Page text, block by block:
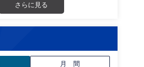
さらに見る
月 間